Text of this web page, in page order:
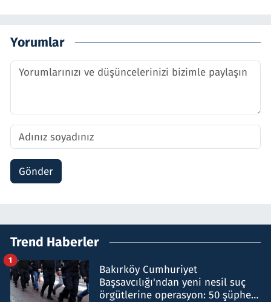
Yorumlar
Gönder
Trend Haberler
Bakırköy Cumhuriyet
Başsavcılığı'ndan yeni nesil suç
örgütlerine operasyon: 50 şüpheli
1